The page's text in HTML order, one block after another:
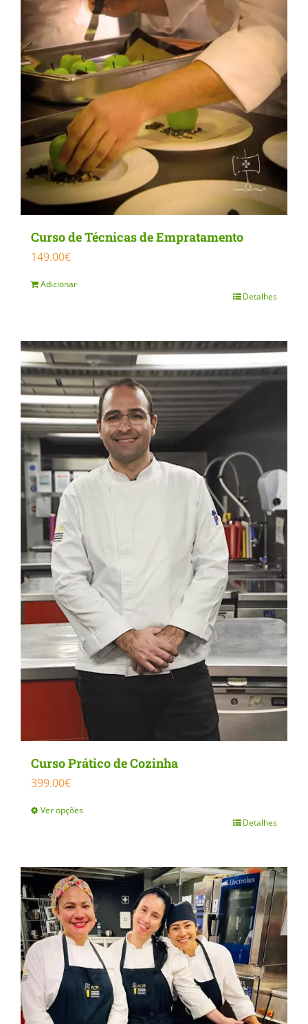
Curso de Técnicas de Empratamento
149.00€
Adicionar
Detalhes
Curso Prático de Cozinha
399.00€
Ver opções
has
multiple
variants.
The
options
may
be
Detalhes